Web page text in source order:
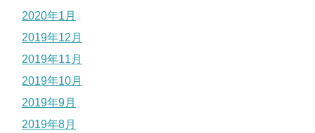
2020年1月
2019年12月
2019年11月
2019年10月
2019年9月
2019年8月